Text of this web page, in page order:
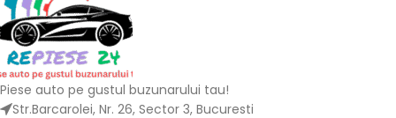
Piese auto pe gustul buzunarului tau!
Str.Barcarolei, Nr. 26, Sector 3, Bucuresti